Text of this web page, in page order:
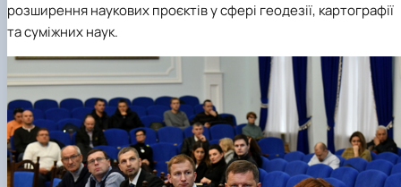
розширення наукових проєктів у сфері геодезії, картографії
та суміжних наук.